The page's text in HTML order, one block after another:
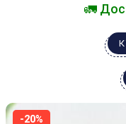
🚛
-20%